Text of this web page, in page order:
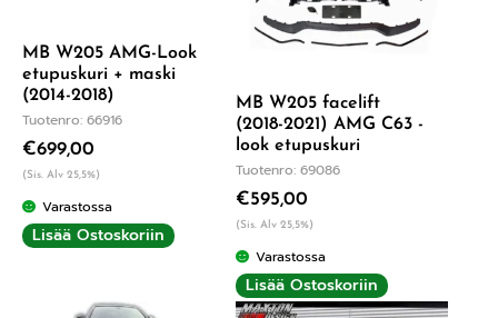
MB W205 AMG-Look
etupuskuri + maski
(2014-2018)
Tuotenro: 66916
€699,00
(Sis. Alv 25,5%)
Varastossa
Lisää Ostoskoriin
MB W205 facelift
(2018-2021) AMG C63 -
look etupuskuri
Tuotenro: 69086
€595,00
(Sis. Alv 25,5%)
Varastossa
Lisää Ostoskoriin